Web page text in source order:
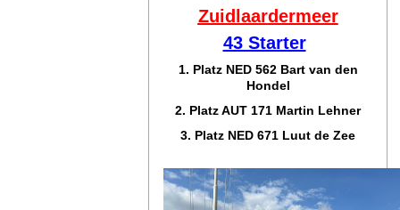
Zuidlaardermeer
43 Starter
1. Platz NED 562 Bart van den
Hondel
2. Platz AUT 171 Martin Lehner
3. Platz NED 671 Luut de Zee